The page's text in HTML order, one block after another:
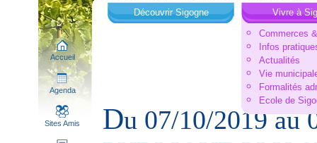
Accueil
Agenda
Sites Amis
Découvrir Sigogne
Vivre à
Commerces
Infos
Actualités
Vie
Formalités
Ecole de
Du 07/10/2019 au